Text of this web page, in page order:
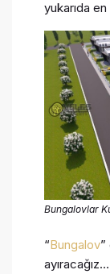
yukarıda
Bungalovlar
“Bungalov”